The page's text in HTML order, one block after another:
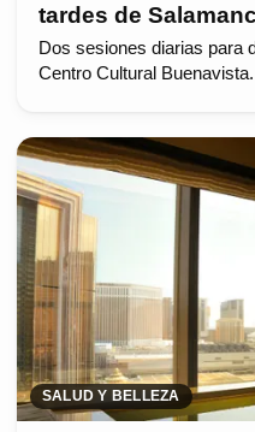
tardes de
Dos sesiones diarias para
Centro Cultural Buenavista.
SALUD Y BELLEZA